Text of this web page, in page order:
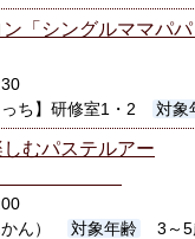
ン「シングルママパ
ち】研修室1・2 対象
しむパステルアー
ん） 対象年齢 3～